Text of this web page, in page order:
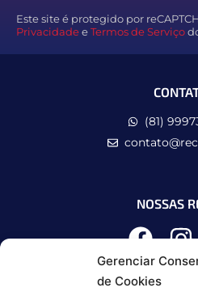
Gerenciar
de Cookies
Este site é protegido por
Privacidade e Termos de Serviço
(81)
NOSSAS